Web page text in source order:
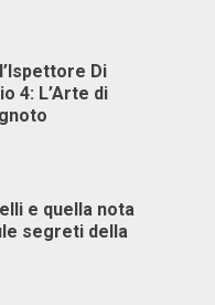
Di
4: L’Arte di
e quella nota
segreti della